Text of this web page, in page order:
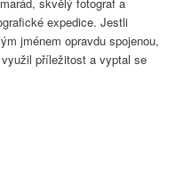
skvělý fotograf a
expedice. Jestli
jménem opravdu spojenou,
příležitost a vyptal se